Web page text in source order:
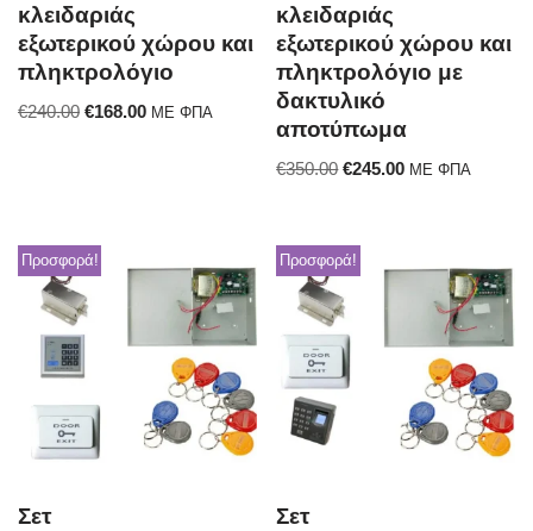
κλειδαριάς
εξωτερικού χώρου και
πληκτρολόγιο
€240.00 €168.00 ΜΕ ΦΠΑ
κλειδαριάς
εξωτερικού χώρου και
πληκτρολόγιο με
δακτυλικό
αποτύπωμα
€350.00 €245.00 ΜΕ ΦΠΑ
Προσφορά!
Σετ
Προσφορά!
Σετ